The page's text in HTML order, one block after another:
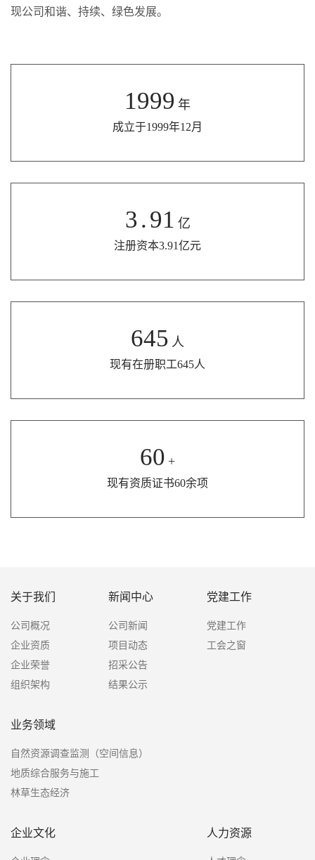
现公司和谐、持续、绿色发展。
1999 年
成立于1999年12月
3.91 亿
注册资本3.91亿元
645 人
现有在册职工645人
60 +
现有资质证书60余项
关于我们
公司概况
企业资质
企业荣誉
组织架构
新闻中心
公司新闻
项目动态
招采公告
结果公示
党建工作
党建工作
工会之窗
业务领域
自然资源调查监测（空间信息）
地质综合服务与施工
林草生态经济
企业文化 人力资源